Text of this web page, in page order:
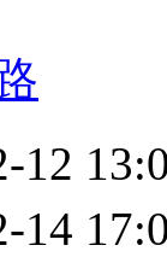
12
14